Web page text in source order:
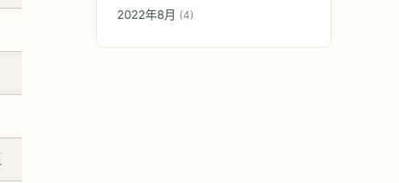
2022年8月 (4)